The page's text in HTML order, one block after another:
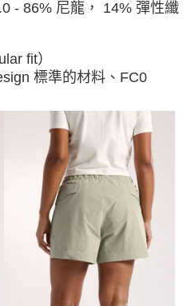
- 86% 尼龍， 14% 彈性纖
fit）
標準的材料、FC0